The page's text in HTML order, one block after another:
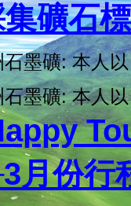
礦石
墨礦: 本人
墨礦: 本人
月份行